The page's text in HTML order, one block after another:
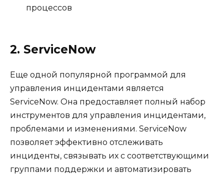
процессов
2. ServiceNow
Еще одной популярной программой для
управления инцидентами является
ServiceNow. Она предоставляет полный набор
инструментов для управления инцидентами,
проблемами и изменениями. ServiceNow
позволяет эффективно отслеживать
инциденты, связывать их с соответствующими
группами поддержки и автоматизировать